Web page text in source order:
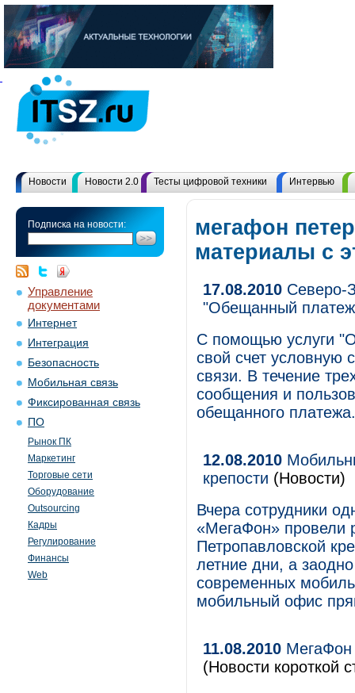
Новости Новости 2.0 Тесты цифровой техники Интервью
Подписка на новости:
Управление
документами
Интернет
Интеграция
Безопасность
Мобильная связь
Фиксированная связь
ПО
Рынок ПК
Маркетинг
Торговые сети
Оборудование
Outsourcing
Кадры
Регулирование
Финансы
Web
мегафон
материалы с
17.08.2010 Северо-
"Обещанный
С помощью услуги
свой счет условную
связи. В течение
сообщения и
обещанного платежа.
12.08.2010
крепости (Новости)
Вчера сотрудники
«МегаФон» провели
Петропавловской
летние дни, а
современных
мобильный офис
11.08.2010 МегаФон
(Новости короткой